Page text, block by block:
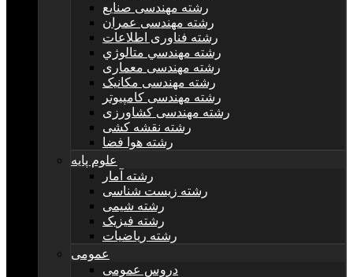
رشته مهندسی صنایع
رشته مهندسی عمران
رشته فناوری اطلاعات
رشته مهندسي متالوژي
رشته مهندسی معماری
رشته مهندسی مکانیک
رشته مهندسی کامپیوتر
رشته مهندسی کشاورزی
رشته نقشه کشی
رشته هوا فضا
علوم پایه
رشته آمار
رشته زیست شناسی
رشته شیمی
رشته فیزیک
رشته ریاضیات
عمومی
دروس عمومی